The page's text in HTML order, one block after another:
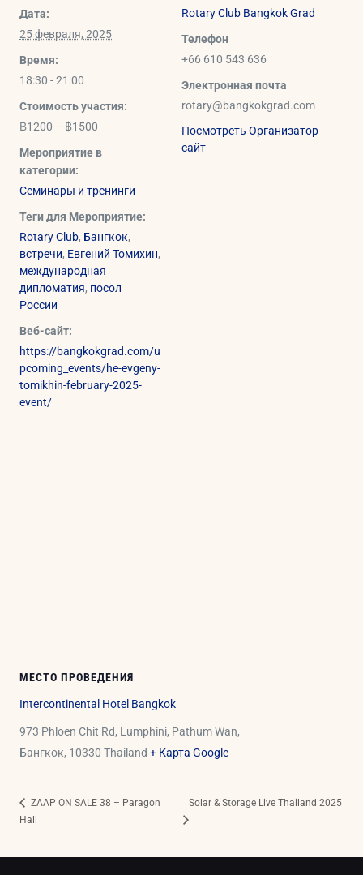
Дата:
25 февраля, 2025
Время:
18:30 - 21:00
Стоимость участия:
฿1200 – ฿1500
Мероприятие в
категории:
Семинары и тренинги
Теги для Мероприятие:
Rotary Club, Бангкок,
встречи, Евгений Томихин,
международная
дипломатия, посол
России
Веб-сайт:
https://bangkokgrad.com/u
pcoming_events/he-evgeny-
tomikhin-february-2025-
event/
Rotary Club Bangkok Grad
Телефон
+66 610 543 636
Электронная почта
rotary@bangkokgrad.com
Посмотреть Организатор
сайт
МЕСТО ПРОВЕДЕНИЯ
Intercontinental Hotel Bangkok
973 Phloen Chit Rd, Lumphini, Pathum Wan,
Бангкок, 10330 Thailand + Карта Google
ZAAP ON SALE 38 – Paragon
Hall
Solar & Storage Live Thailand 2025